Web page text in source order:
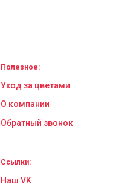
Полезное:
Уход за цветами
О компании
Обратный звонок
Ссылки:
Наш VK